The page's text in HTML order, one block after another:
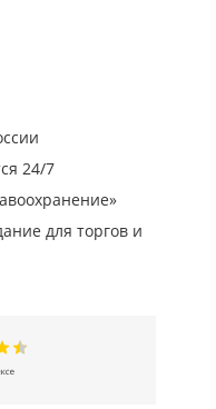
24/7
для торгов и